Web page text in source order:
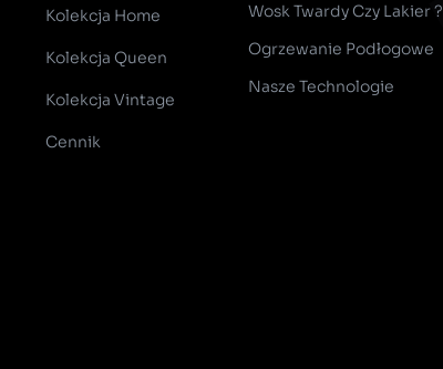
Kolekcja Home
Kolekcja Queen
Kolekcja Vintage
Cennik
Wosk Twardy Czy Lakier ?
­Ogrzewanie Podłogowe
Nasze Technologie